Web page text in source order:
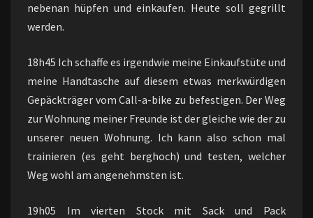
nebenan hüpfen und einkaufen. Heute soll gegrillt
werden.
18h45 Ich schaffe es irgendwie meine Einkaufstüte und
meine Handtasche auf diesem etwas merkwürdigen
Gepäckträger vom Call-a-bike zu befestigen. Der Weg
zur Wohnung meiner Freunde ist der gleiche wie der zu
unserer neuen Wohnung. Ich kann also schon mal
trainieren (es geht berghoch) und testen, welcher
Weg wohl am angenehmsten ist.
19h05 Im vierten Stock mit Sack und Pack